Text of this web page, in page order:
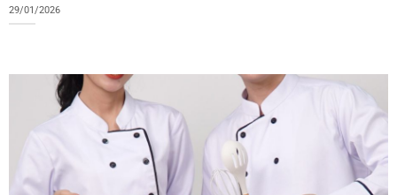
29/01/2026